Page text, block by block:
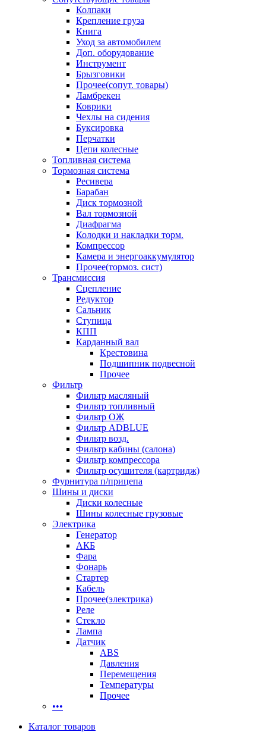
Колпаки
Крепление груза
Книга
Уход за автомобилем
Доп. оборудование
Инструмент
Брызговики
Прочее(сопут. товары)
Ламбрекен
Коврики
Чехлы на сидения
Буксировка
Перчатки
Цепи колесные
Топливная система
Тормозная система
Ресивера
Барабан
Диск тормозной
Вал тормозной
Диафрагма
Колодки и накладки торм.
Компрессор
Камера и энергоаккумулятор
Прочее(тормоз. сист)
Трансмиссия
Сцепление
Редуктор
Сальник
Ступица
КПП
Карданный вал
Крестовина
Подшипник подвесной
Прочее
Фильтр
Фильтр масляный
Фильтр топливный
Фильтр ОЖ
Фильтр ADBLUE
Фильтр возд.
Фильтр кабины (салона)
Фильтр компрессора
Фильтр осушителя (картридж)
Фурнитура п/прицепа
Шины и диски
Диски колесные
Шины колесные грузовые
Электрика
Генератор
АКБ
Фара
Фонарь
Стартер
Кабель
Прочее(электрика)
Реле
Стекло
Лампа
Датчик
ABS
Давления
Перемещения
Температуры
Прочее
•••
Каталог товаров